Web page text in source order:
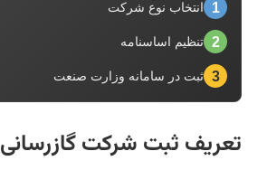
1 انتخاب نوع شرکت
2 تنظیم اساسنامه
3 ثبت در سامانه وزارت صنعت
تعریف ثبت شرکت گازرسانی